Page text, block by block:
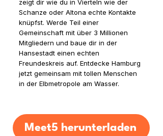
zeigt dir wie du in Vierteln wie der
Schanze oder Altona echte Kontakte
knüpfst. Werde Teil einer
Gemeinschaft mit über 3 Millionen
Mitgliedern und baue dir in der
Hansestadt einen echten
Freundeskreis auf. Entdecke Hamburg
jetzt gemeinsam mit tollen Menschen
in der Elbmetropole am Wasser.
Meet5 herunterladen